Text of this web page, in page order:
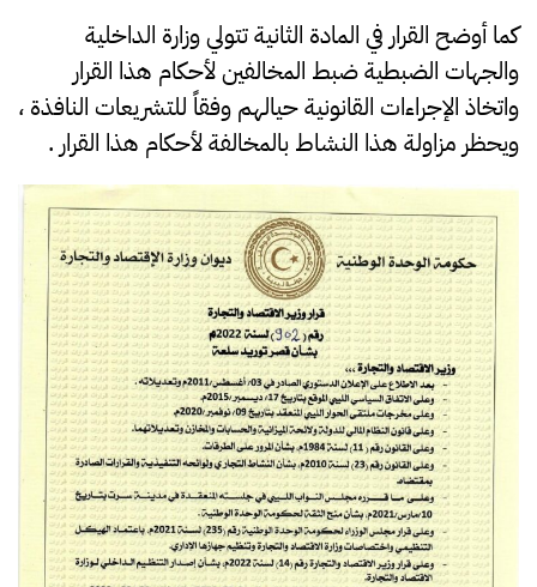
كما أوضح القرار في المادة الثانية تتولي وزارة الداخلية
والجهات الضبطية ضبط المخالفين لأحكام هذا القرار
واتخاذ الإجراءات القانونية حيالهم وفقاً للتشريعات النافذة ،
ويحظر مزاولة هذا النشاط بالمخالفة لأحكام هذا القرار .